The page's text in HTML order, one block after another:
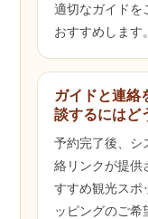
適切なガイドを
おすすめします。
ガイドと連絡
談するにはど
予約完了後、シ
絡リンクが提供
すすめ観光スポ
ッピングのご